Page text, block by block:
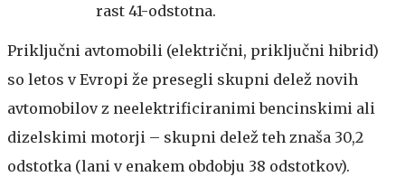
rast 41-odstotna.
Priključni avtomobili (električni, priključni hibrid)
so letos v Evropi že presegli skupni delež novih
avtomobilov z neelektrificiranimi bencinskimi ali
dizelskimi motorji – skupni delež teh znaša 30,2
odstotka (lani v enakem obdobju 38 odstotkov).